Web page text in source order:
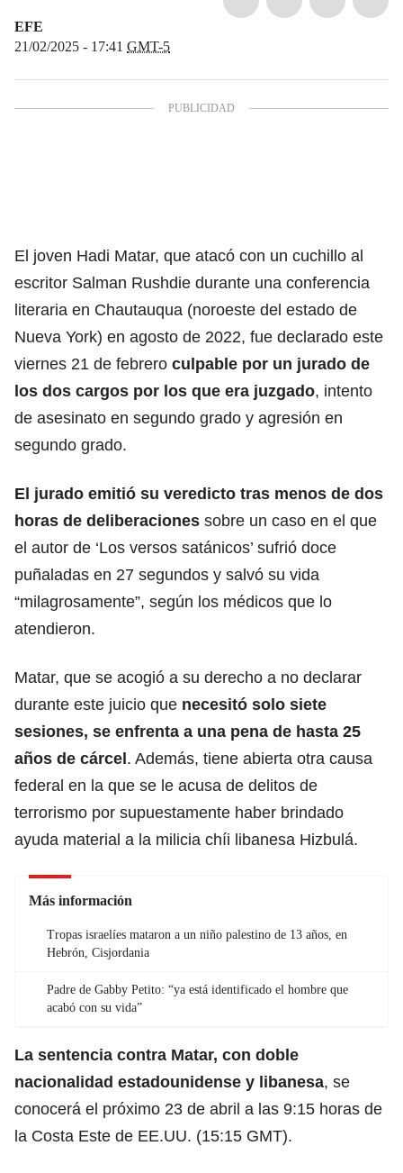
EFE
21/02/2025 - 17:41 GMT-5
El joven Hadi Matar, que atacó con un cuchillo al
escritor Salman Rushdie durante una conferencia
literaria en Chautauqua (noroeste del estado de
Nueva York) en agosto de 2022, fue declarado este
viernes 21 de febrero culpable por un jurado de
los dos cargos por los que era juzgado, intento
de asesinato en segundo grado y agresión en
segundo grado.
El jurado emitió su veredicto tras menos de dos
horas de deliberaciones sobre un caso en el que
el autor de ‘Los versos satánicos’ sufrió doce
puñaladas en 27 segundos y salvó su vida
“milagrosamente”, según los médicos que lo
atendieron.
Matar, que se acogió a su derecho a no declarar
durante este juicio que necesitó solo siete
sesiones, se enfrenta a una pena de hasta 25
años de cárcel. Además, tiene abierta otra causa
federal en la que se le acusa de delitos de
terrorismo por supuestamente haber brindado
ayuda material a la milicia chíi libanesa Hizbulá.
Más información
Tropas israelíes mataron a un niño palestino de 13 años, en
Hebrón, Cisjordania
Padre de Gabby Petito: “ya está identificado el hombre que
acabó con su vida”
La sentencia contra Matar, con doble
nacionalidad estadounidense y libanesa, se
conocerá el próximo 23 de abril a las 9:15 horas de
la Costa Este de EE.UU. (15:15 GMT).